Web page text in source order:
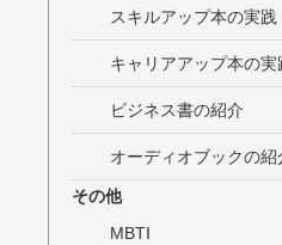
スキルアップ本の実践
キャリアアップ本の実
ビジネス書の紹介
オーディオブックの紹
その他
MBTI